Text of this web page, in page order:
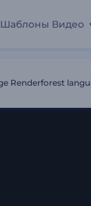
Шаблоны Видео
Основные
Renderforest